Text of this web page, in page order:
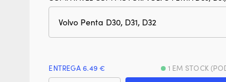
ENTREGA 6.49 € 1 EM STOCK